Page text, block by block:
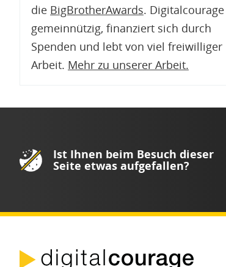
die BigBrotherAwards.
gemeinnützig, finanziert sich durch
Spenden und lebt von viel freiwilliger
Arbeit. Mehr zu unserer Arbeit.
Ist Ihnen beim Besuch dieser
Seite etwas aufgefallen?